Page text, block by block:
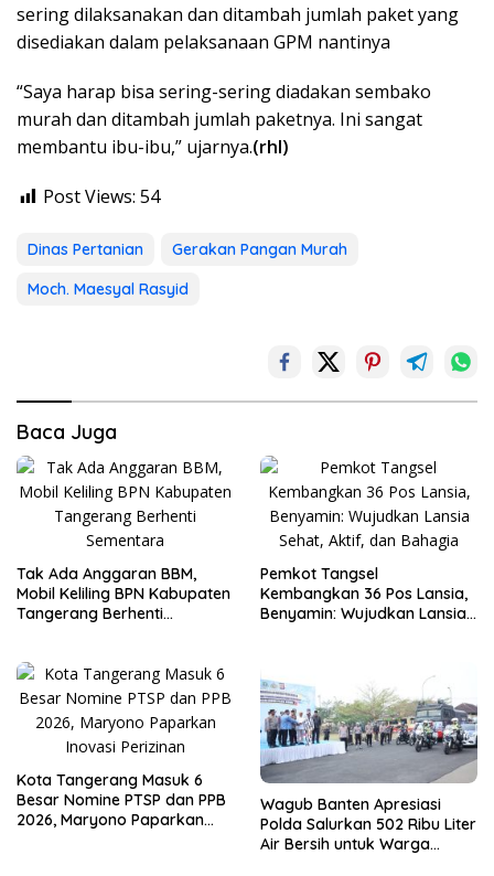
sering dilaksanakan dan ditambah jumlah paket yang
disediakan dalam pelaksanaan GPM nantinya
“Saya harap bisa sering-sering diadakan sembako
murah dan ditambah jumlah paketnya. Ini sangat
membantu ibu-ibu,” ujarnya.(rhl)
Post Views: 54
Dinas Pertanian
Gerakan Pangan Murah
Moch. Maesyal Rasyid
Baca Juga
Tak Ada Anggaran BBM,
Mobil Keliling BPN Kabupaten
Tangerang Berhenti
Pemkot Tangsel
Kembangkan 36 Pos Lansia,
Benyamin: Wujudkan Lansia
Kota Tangerang Masuk 6
Besar Nomine PTSP dan PPB
2026, Maryono Paparkan
Wagub Banten Apresiasi
Polda Salurkan 502 Ribu Liter
Air Bersih untuk Warga